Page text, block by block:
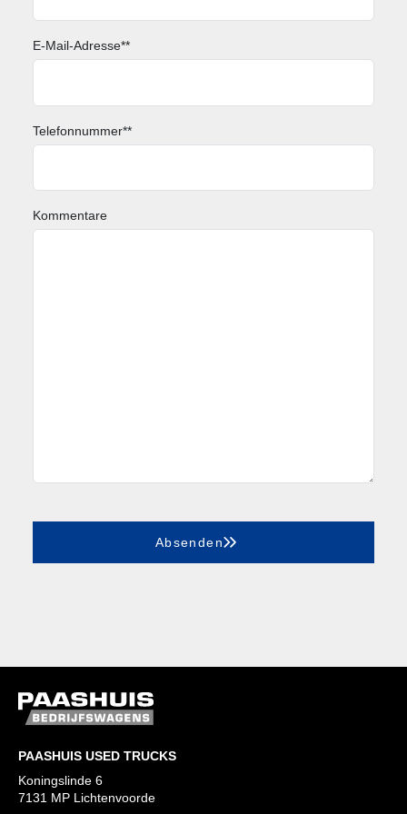
E-Mail-Adresse**
Telefonnummer**
Kommentare
Absenden
PAASHUIS USED TRUCKS
Koningslinde 6
7131 MP Lichtenvoorde